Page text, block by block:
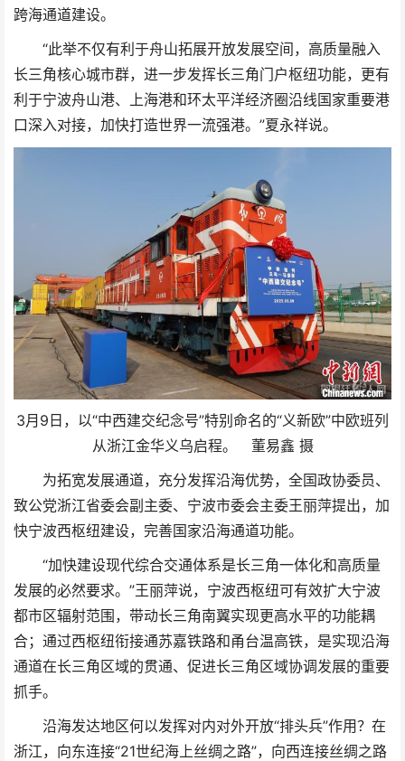
跨海通道建设。
“此举不仅有利于舟山拓展开放发展空间，高质量融入
长三角核心城市群，进一步发挥长三角门户枢纽功能，更有
利于宁波舟山港、上海港和环太平洋经济圈沿线国家重要港
口深入对接，加快打造世界一流强港。”夏永祥说。
3月9日，以“中西建交纪念号”特别命名的“义新欧”中欧班列
从浙江金华义乌启程。 董易鑫 摄
为拓宽发展通道，充分发挥沿海优势，全国政协委员、
致公党浙江省委会副主委、宁波市委会主委王丽萍提出，加
快宁波西枢纽建设，完善国家沿海通道功能。
“加快建设现代综合交通体系是长三角一体化和高质量
发展的必然要求。”王丽萍说，宁波西枢纽可有效扩大宁波
都市区辐射范围，带动长三角南翼实现更高水平的功能耦
合；通过西枢纽衔接通苏嘉铁路和甬台温高铁，是实现沿海
通道在长三角区域的贯通、促进长三角区域协调发展的重要
抓手。
沿海发达地区何以发挥对内对外开放“排头兵”作用？在
浙江，向东连接“21世纪海上丝绸之路”，向西连接丝绸之路